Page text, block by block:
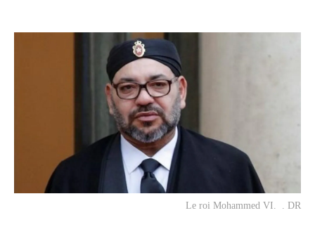
Le roi Mohammed VI. . DR